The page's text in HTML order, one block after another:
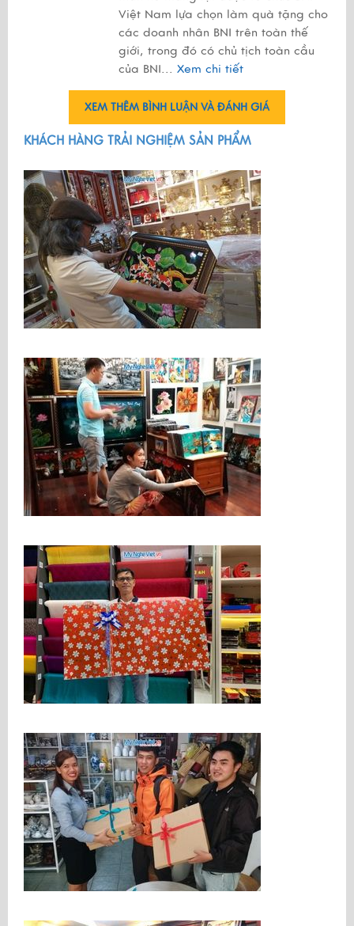
Việt Nam lựa chọn làm quà tặng cho
các doanh nhân BNI trên toàn thế
giới, trong đó có chủ tịch toàn cầu
của BNI... Xem chi tiết
XEM THÊM BÌNH LUẬN VÀ ĐÁNH GIÁ
KHÁCH HÀNG TRẢI NGHIỆM SẢN PHẨM